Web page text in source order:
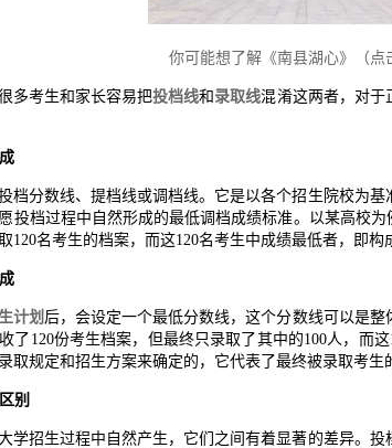
你可能想了解《南县湖心》（点
多考生和家长容易把投档线和 录取线混淆这两者，对于
档分数线、提档线或调档线。它是以各个招生院校为基
投档过程中自然形成的最低调档成绩标准。以某高校为
120名考生的档案，而这120名考生中成绩最低者，即构
计划 后，会设定一个最低分数线，这个分数线可以是整
了120份考生档案，但最终只录取了其中的100人，而
取规定和招生方案来确定的，它代表了最终被录取考生
别
学招生过程中自然产生，它们之间有着显著的差异。